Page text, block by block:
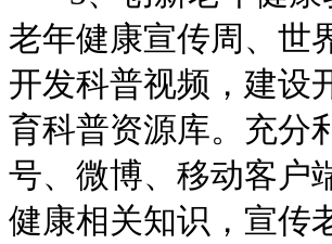
老年健康宣传周、世
开发科普视频，建设
育科普资源库。充分
号、微博、移动客户
健康相关知识，宣传